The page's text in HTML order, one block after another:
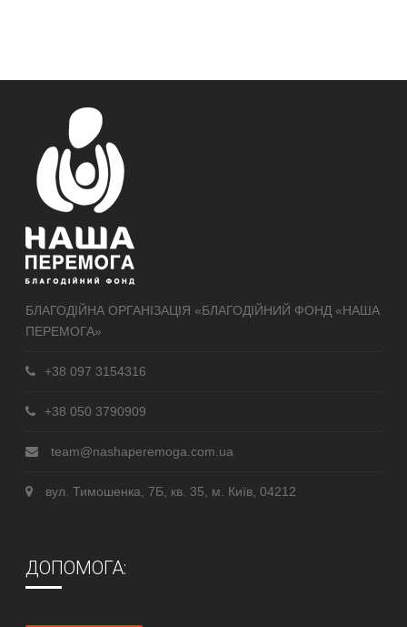
БЛАГОДІЙНА ОРГАНІЗАЦІЯ «БЛАГОДІЙНИЙ ФОНД «НАША
ПЕРЕМОГА»
+38 097 3154316
+38 050 3790909
team@nashaperemoga.com.ua
вул. Тимошенка, 7Б, кв. 35, м. Київ, 04212
ДОПОМОГА: